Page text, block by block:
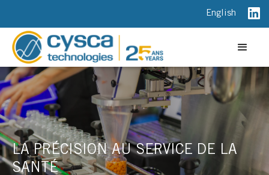
English
LA PRÉCISION AU SERVICE DE LA
SANTÉ